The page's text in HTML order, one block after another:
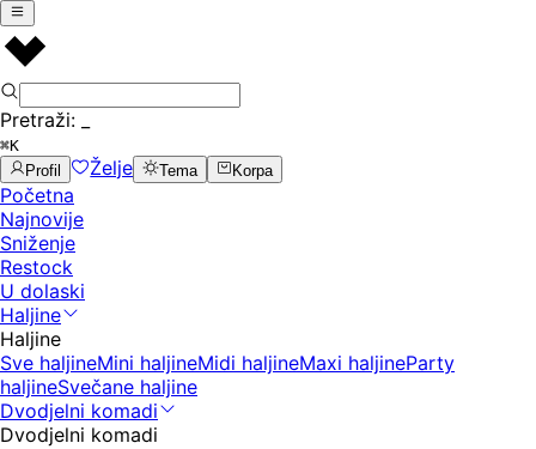
Pretraži:
⌘K
Profil
Želje Tema Korpa
Početna
Najnovije
Sniženje
Restock
U dolaski
Haljine
Haljine
Sve haljineMini haljineMidi haljineMaxi haljineParty
haljineSvečane haljine
Dvodjelni komadi
Dvodjelni komadi